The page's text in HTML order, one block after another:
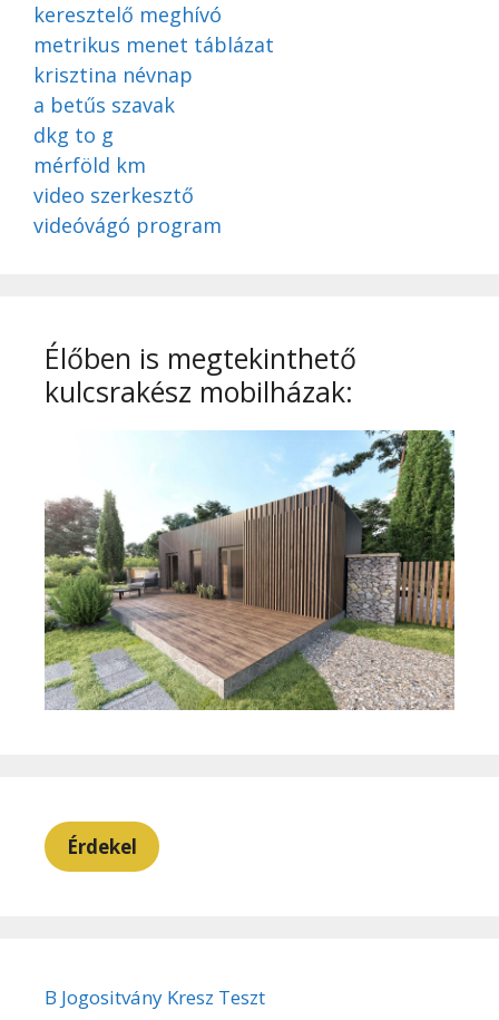
keresztelő meghívó
metrikus menet táblázat
krisztina névnap
a betűs szavak
dkg to g
mérföld km
video szerkesztő
videóvágó program
Élőben is megtekinthető
kulcsrakész mobilházak:
Érdekel
B Jogositvány Kresz Teszt